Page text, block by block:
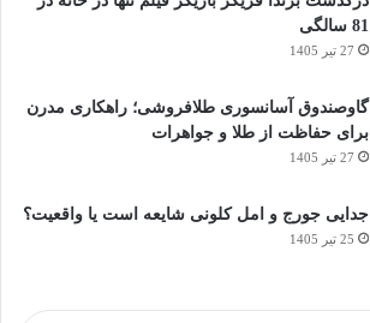
81 سالگی
27 تیر 1405
گاوصندوق آسانسوری طلافروشی؛ راهکاری مدرن
برای حفاظت از طلا و جواهرات
27 تیر 1405
جدایی جورج و امل کلونی شایعه است یا واقعیت؟
25 تیر 1405